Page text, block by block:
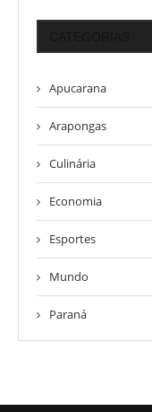
Apucarana
Arapongas
Culinária
Economia
Esportes
Mundo
Paraná